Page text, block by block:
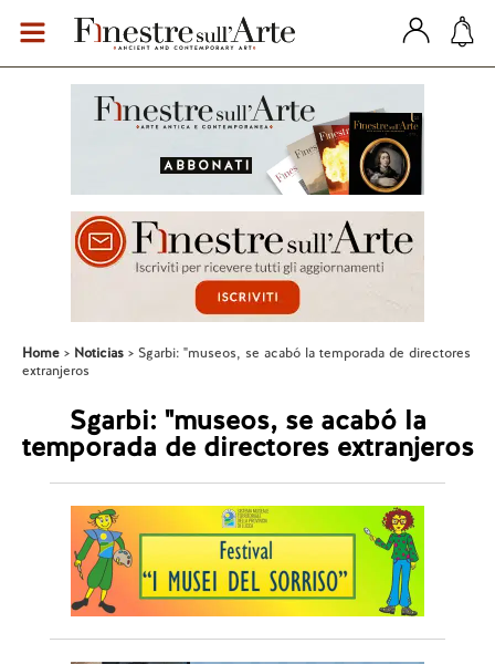
Home Noticias
Sgarbi: "museos, se acabó la temporada de directores
extranjeros
Sgarbi: "museos, se acabó la
temporada de directores extranjeros